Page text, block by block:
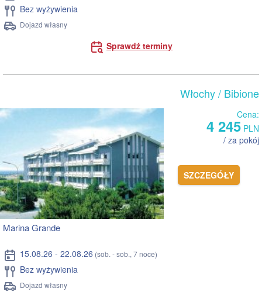
Bez wyżywienia
Dojazd własny
Sprawdź terminy
Włochy/ Bibione
Cena:
4 245 PLN
/ za pokój
SZCZEGÓŁY
Marina Grande
15.08.26 - 22.08.26 (sob. - sob., 7 noce)
Bez wyżywienia
Dojazd własny